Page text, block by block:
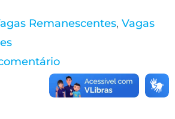
Remanescentes, Vagas